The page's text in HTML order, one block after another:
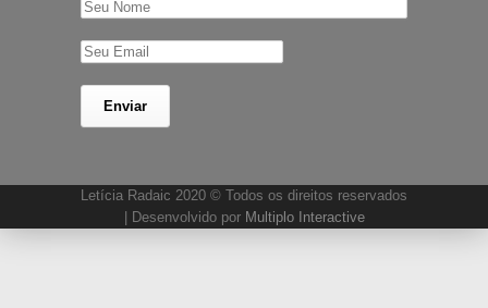
Letícia Radaic 2020 © Todos os direitos reservados
| Desenvolvido por Multiplo Interactive